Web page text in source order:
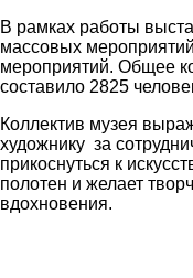
В рамках работы
массовых
мероприятий. Общее
составило 2825
Коллектив музея
художнику за
прикоснуться к
полотен и желает
вдохновения.